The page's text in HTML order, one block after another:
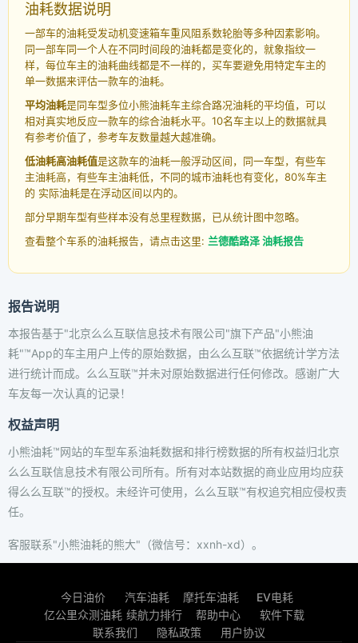
油耗数据说明
一部车的油耗受发动机变速箱车重风阻系数轮胎等多种因素影响。
同一部车同一个人在不同时间段的油耗都是变化的，就象指纹一
样，每位车主的油耗曲线都是不一样的，买车要避免用特定车主的
单一数据来评估一款车的油耗。
平均油耗是同车型多位小熊油耗车主综合路况油耗的平均值，可以
相对真实地反应一款车的综合油耗水平。10名车主以上的数据就具
有参考价值了，参考车友数量越大越准确。
低油耗高油耗值是这款车的油耗一般浮动区间，同一车型，有些车
主油耗高，有些车主油耗低，不同的城市油耗也有变化，80%车主
的 实际油耗是在浮动区间以内的。
部分早期车型有些样本没有总里程数据，已从统计图中忽略。
查看整个车系的油耗报告，请点击这里: 兰德酷路泽 油耗报告
报告说明
本报告基于"北京么么互联信息技术有限公司"旗下产品"小熊油
耗"™App的车主用户上传的原始数据，由么么互联™依据统计学方法
进行统计而成。么么互联™并未对原始数据进行任何修改。感谢广大
车友每一次认真的记录！
权益声明
小熊油耗™网站的车型车系油耗数据和排行榜数据的所有权益归北京
么么互联信息技术有限公司所有。所有对本站数据的商业应用均应获
得么么互联™的授权。未经许可使用，么么互联™有权追究相应侵权责
任。
客服联系"小熊油耗的熊大"（微信号：xxnh-xd）。
今日油价 汽车油耗 摩托车油耗
EV电耗
亿公里众测油耗 续航力排行 帮助中心
软件下载
联系我们
隐私政策 用户协议